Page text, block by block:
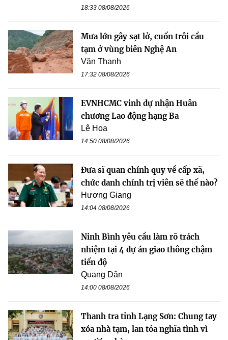
18:33 08/08/2026
Mưa lớn gây sạt lở, cuốn trôi cầu
tạm ở vùng biên Nghệ An
Văn Thanh
17:32 08/08/2026
EVNHCMC vinh dự nhận Huân
chương Lao động hạng Ba
Lê Hoa
14:50 08/08/2026
Đưa sĩ quan chính quy về cấp xã,
chức danh chính trị viên sẽ thế nào?
Hương Giang
14:04 08/08/2026
Ninh Bình yêu cầu làm rõ trách
nhiệm tại 4 dự án giao thông chậm
tiến độ
Quang Dân
14:00 08/08/2026
Thanh tra tỉnh Lạng Sơn: Chung tay
xóa nhà tạm, lan tỏa nghĩa tình vì